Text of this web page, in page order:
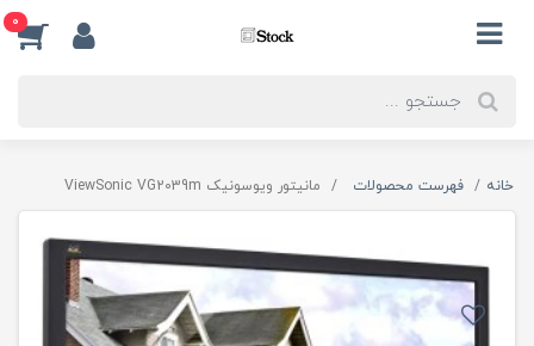
0
خانه فهرست محصولات مانیتور ویوسونیک ViewSonic VG2039m